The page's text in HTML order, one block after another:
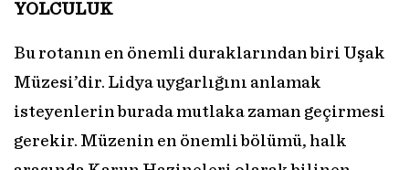
YOLCULUK
Bu rotanın en önemli duraklarından biri Uşak
Müzesi’dir. Lidya uygarlığını anlamak
isteyenlerin burada mutlaka zaman geçirmesi
gerekir. Müzenin en önemli bölümü, halk